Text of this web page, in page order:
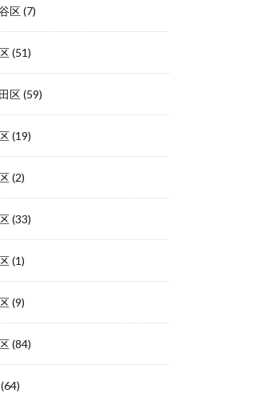
区(7)
(51)
区(59)
(19)
(2)
(33)
(1)
(9)
(84)